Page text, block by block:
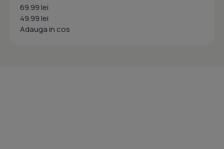
69.99 lei
49.99 lei
Adauga in cos